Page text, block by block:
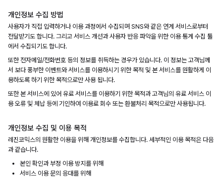
개인정보 수집 방법
사용자가 직접 입력하거나 이용 과정에서 수집되며 SNS와 같은 연계 서비스로부터
전달받기도 합니다. 그리고 서비스 개선과 사용자 반응 파악을 위한 이용 통계 수집 툴
에서 수집되기도 합니다.
또한 전자메일/전화번호 등의 정보를 취득하는 경우가 있습니다. 이 정보는 고객님께
서 보다 풍부한 이벤트와 서비스를 이용하시기 위한 목적 및 본 서비스를 원활하게 이
용하도록 하기 위한 목적으로만 사용 됩니다.
또한 본 서비스에 있어 유료 서비스를 이용하기 위한 목적과 고객님의 유료 서비스 이
용 오류 및 체납 등에 기인하여 이용료 회수 또는 환불처리 목적으로만 사용됩니다.
개인정보 수집 및 이용 목적
레진코믹스의 원활한 이용을 위해 개인정보를 수집합니다. 세부적인 이용 목적은 다음
과 같습니다.
본인 확인과 부정 이용 방지를 위해
서비스 이용 문의 응대를 위해